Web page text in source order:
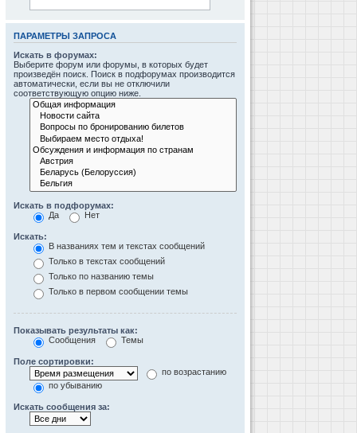
ПАРАМЕТРЫ ЗАПРОСА
Искать в форумах:
Выберите форум или форумы, в которых будет
произведён поиск. Поиск в подфорумах производится
автоматически, если вы не отключили
соответствующую опцию ниже.
Искать в подфорумах:
Да
Нет
Искать:
В названиях тем и текстах сообщений
Только в текстах сообщений
Только по названию темы
Только в первом сообщении темы
Показывать результаты как:
Сообщения
Темы
Поле сортировки:
по возрастанию
по убыванию
Искать сообщения за: